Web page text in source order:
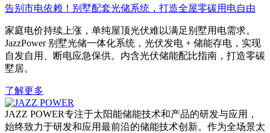
告别市电依赖！别墅配套光储系统，打造全屋零碳用电自由
家庭电价持续上涨，单纯屋顶光伏难以满足别墅用电需求。
JazzPower 别墅光储一体化系统，光伏发电 + 储能存电，实现
自发自用、断电应急保供。内含光伏储能配比指南，打造零碳
墅居。
了解更多
JAZZ POWER专注于太阳能储能技术和产品的研发与应用，
始终致力于研发和应用最前沿的储能技术创新。作为全场景太